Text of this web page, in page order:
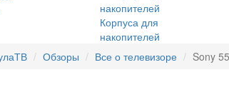
Корпуса для
накопителей
Обзоры Все о телевизоре Sony